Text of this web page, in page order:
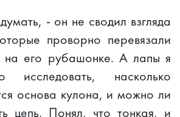
- он не сводил взгляда
проворно перевязали
на его рубашонке. А лапы я
исследовать, насколько
основа кулона, и можно ли
цепь. Понял, что тонкая, и